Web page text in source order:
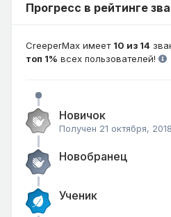
Прогресс в рейтинге
CreeperMax имеет 10 из 14
топ 1% всех пользователей!
Новичок
Получен 21 октября, 2018
Новобранец
Ученик